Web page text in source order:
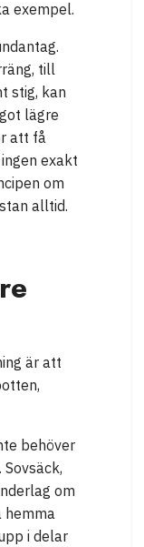
exempel.
till
stig, kan
lägre
att få
exakt
om
alltid.
är att
behöver
om
hemma
i delar